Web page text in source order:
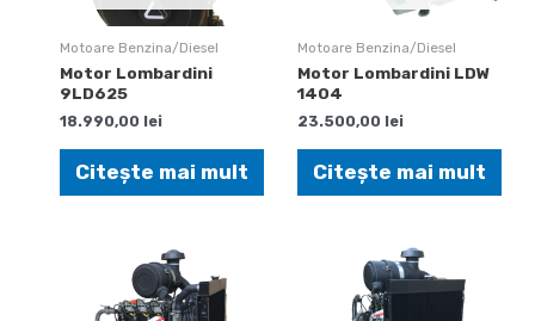
Motoare Benzina/Diesel
Motor Lombardini
9LD625
18.990,00 lei
Citește mai mult
Motoare Benzina/Diesel
Motor Lombardini LDW
1404
23.500,00 lei
Citește mai mult